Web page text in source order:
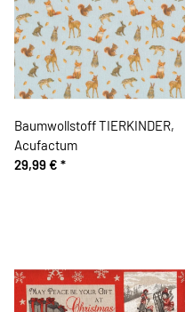
Baumwollstoff TIERKINDER,
Acufactum
29,99 € *